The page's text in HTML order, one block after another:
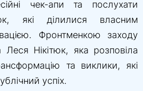
чек-апи та послухати
які ділилися власним
Фронтменкою заходу
Леся Нікітюк, яка розповіла
та виклики, які
успіх.